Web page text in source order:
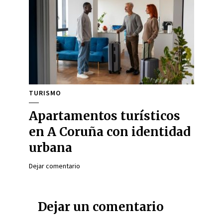
TURISMO
Apartamentos turísticos
en A Coruña con identidad
urbana
Dejar comentario
Dejar un comentario